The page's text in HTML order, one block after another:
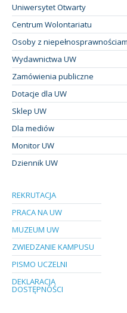
Uniwersytet Otwarty
Centrum Wolontariatu
Osoby z
Wydawnictwa UW
Zamówienia publiczne
Dotacje dla UW
Sklep UW
Dla mediów
Monitor UW
Dziennik UW
REKRUTACJA
PRACA NA UW
MUZEUM UW
ZWIEDZANIE KAMPUSU
PISMO UCZELNI
DEKLARACJA
DOSTĘPNOŚCI